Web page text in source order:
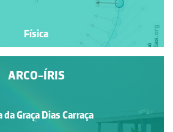
Física
ARCO-ÍRIS
da Graça Dias Carraça